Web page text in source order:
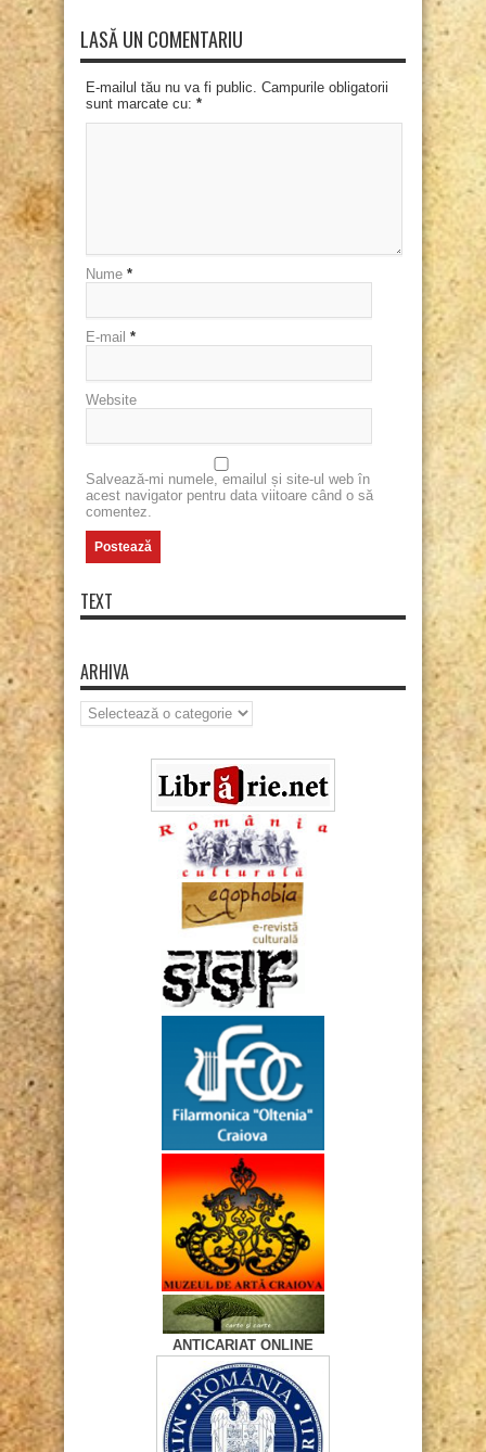
LASĂ UN COMENTARIU
E-mailul tău nu va fi public. Campurile obligatorii
sunt marcate cu: *
Nume *
E-mail *
Website
Salvează-mi numele, emailul și site-ul web în
acest navigator pentru data viitoare când o să
comentez.
TEXT
ARHIVA
Arhiva
ANTICARIAT ONLINE